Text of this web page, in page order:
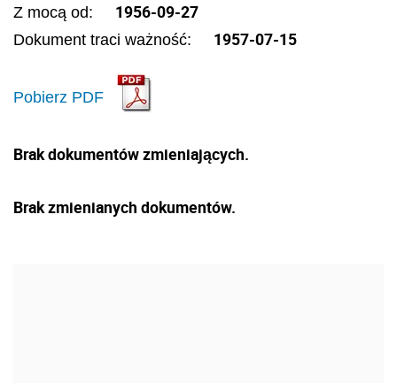
Z mocą od: 1956-09-27
Dokument traci ważność: 1957-07-15
Pobierz PDF
Brak dokumentów zmieniających.
Brak zmienianych dokumentów.